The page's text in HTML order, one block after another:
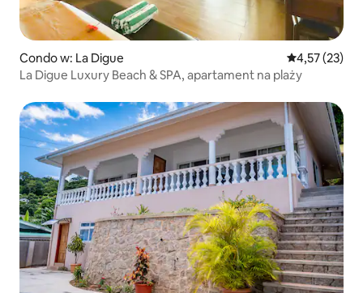
Condo w: La Digue Średnia
4,57 (23)
La Digue Luxury Beach & SPA, apartament na plaży